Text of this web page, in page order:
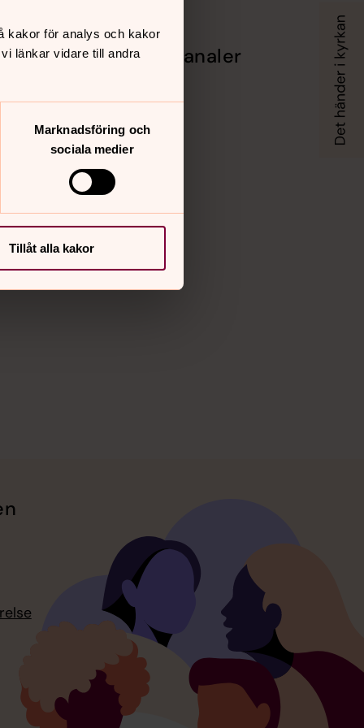
kakor för analys och kakor
länkar vidare till andra
Marknadsföring och
sociala medier
Tillåt alla kakor
Sociala kanaler
Instagram
Vimeo